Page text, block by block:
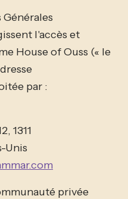
l'accès et
House of Ouss (« le
par :
1311
Unis
privée